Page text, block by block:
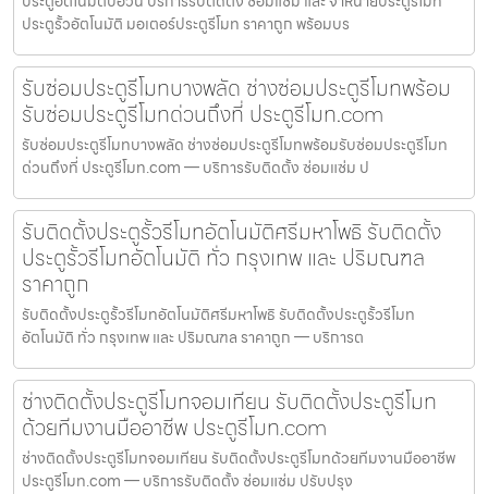
ประตูรั้วอัตโนมัติ มอเตอร์ประตูรีโมท ราคาถูก พร้อมบร
รับซ่อมประตูรีโมทบางพลัด ช่างซ่อมประตูรีโมทพร้อม
รับซ่อมประตูรีโมทด่วนถึงที่ ประตูรีโมท.com
รับซ่อมประตูรีโมทบางพลัด ช่างซ่อมประตูรีโมทพร้อมรับซ่อมประตูรีโมท
ด่วนถึงที่ ประตูรีโมท.com — บริการรับติดตั้ง ซ่อมแซ่ม ป
รับติดตั้งประตูรั้วรีโมทอัตโนมัติศรีมหาโพธิ รับติดตั้ง
ประตูรั้วรีโมทอัตโนมัติ ทั่ว กรุงเทพ และ ปริมณฑล
ราคาถูก
รับติดตั้งประตูรั้วรีโมทอัตโนมัติศรีมหาโพธิ รับติดตั้งประตูรั้วรีโมท
อัตโนมัติ ทั่ว กรุงเทพ และ ปริมณฑล ราคาถูก — บริการต
ช่างติดตั้งประตูรีโมทจอมเทียน รับติดตั้งประตูรีโมท
ด้วยทีมงานมืออาชีพ ประตูรีโมท.com
ช่างติดตั้งประตูรีโมทจอมเทียน รับติดตั้งประตูรีโมทด้วยทีมงานมืออาชีพ
ประตูรีโมท.com — บริการรับติดตั้ง ซ่อมแซ่ม ปรับปรุง